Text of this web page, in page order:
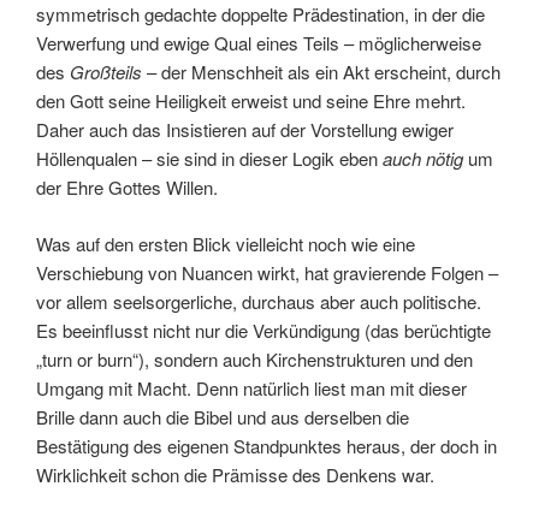
symmetrisch gedachte doppelte Prädestination, in der die
Verwerfung und ewige Qual eines Teils – möglicherweise
des Großteils – der Menschheit als ein Akt erscheint, durch
den Gott seine Heiligkeit erweist und seine Ehre mehrt.
Daher auch das Insistieren auf der Vorstellung ewiger
Höllenqualen – sie sind in dieser Logik ebenauch nötigum
der Ehre Gottes Willen.
Was auf den ersten Blick vielleicht noch wie eine
Verschiebung von Nuancen wirkt, hat gravierende Folgen –
vor allem seelsorgerliche, durchaus aber auch politische.
Es beeinflusst nicht nur die Verkündigung (das berüchtigte
„turn or burn“), sondern auch Kirchenstrukturen und den
Umgang mit Macht. Denn natürlich liest man mit dieser
Brille dann auch die Bibel und aus derselben die
Bestätigung des eigenen Standpunktes heraus, der doch in
Wirklichkeit schon die Prämisse des Denkens war.